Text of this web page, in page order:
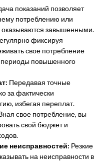
показаний позволяет
потреблению или
оказываются завышенными.
фиксируя
свое потребление
периоды повышенного
Передавая точные
за фактически
избегая переплат.
свое потребление, вы
свой бюджет и
неисправностей: Резкие
на неисправности в